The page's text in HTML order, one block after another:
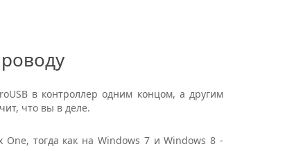
в контроллер одним концом, а другим
что вы в деле.
тогда как на Windows 7 и Windows 8 -